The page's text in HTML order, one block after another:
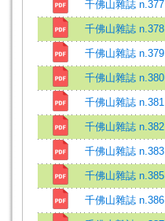
千佛山雜誌 n.377
千佛山雜誌 n.378
千佛山雜誌 n.379
千佛山雜誌 n.380
千佛山雜誌 n.381
千佛山雜誌 n.382
千佛山雜誌 n.383
千佛山雜誌 n.385
千佛山雜誌 n.386